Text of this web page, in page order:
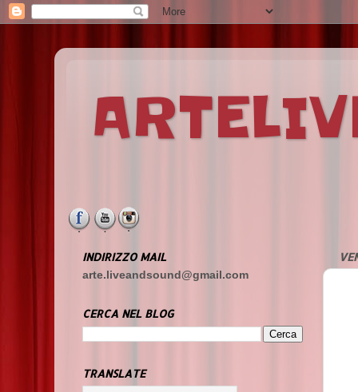
INDIRIZZO MAIL
arte.liveandsound@gmail.com
CERCA NEL BLOG
TRANSLATE